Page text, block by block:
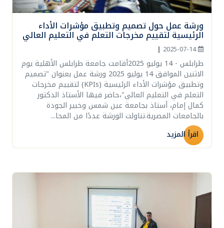
ورشة عمل حول تصميم وتطبيق مؤشرات الأداء
الرئيسية لتقييم مخرجات التعلم في التعليم العالي
2025-07-14
|
طرابلس - 14 يوليو 2025أقامت جامعة طرابلس الأهلية يوم
الاثنين الموافق 14 يوليو 2025 ورشة عمل بعنوان "تصميم
وتطبيق مؤشرات الأداء الرئيسية (KPIs) لتقييم مخرجات
التعلم في التعليم العالي"،حاضر فيها الأستاذ الدكتور
كمال إمام، أستاذ بجامعة عين شمس وخبير الجودة
بالجامعات المصرية.تناولت الورشة عددًا من المحا...
اقرأ المزيد